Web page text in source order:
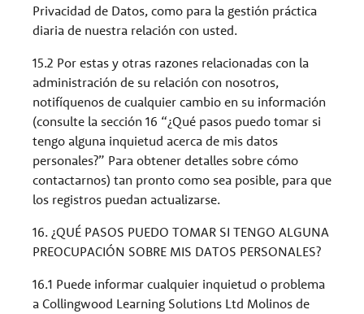
Privacidad de Datos, como para la gestión práctica
diaria de nuestra relación con usted.
15.2 Por estas y otras razones relacionadas con la
administración de su relación con nosotros,
notifíquenos de cualquier cambio en su información
(consulte la sección 16 “¿Qué pasos puedo tomar si
tengo alguna inquietud acerca de mis datos
personales?” Para obtener detalles sobre cómo
contactarnos) tan pronto como sea posible, para que
los registros puedan actualizarse.
16. ¿QUÉ PASOS PUEDO TOMAR SI TENGO ALGUNA
PREOCUPACIÓN SOBRE MIS DATOS PERSONALES?
16.1 Puede informar cualquier inquietud o problema
a Collingwood Learning Solutions Ltd Molinos de